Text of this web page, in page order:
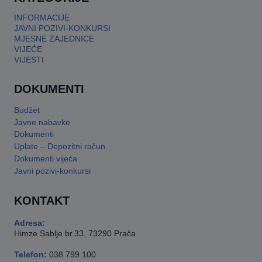
INFORMACIJE
JAVNI POZIVI-KONKURSI
MJESNE ZAJEDNICE
VIJEĆE
VIJESTI
DOKUMENTI
Budžet
Javne nabavke
Dokumenti
Uplate – Depozitni račun
Dokumenti vijeća
Javni pozivi-konkursi
KONTAKT
Adresa:
Himze Sablje br.33, 73290 Prača
Telefon: 038 799 100